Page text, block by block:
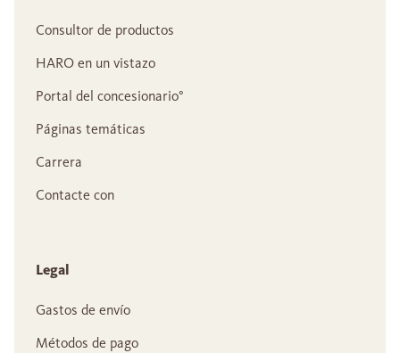
Consultor de productos
HARO en un vistazo
Portal del concesionario°
Páginas temáticas
Carrera
Contacte con
Legal
Gastos de envío
Métodos de pago